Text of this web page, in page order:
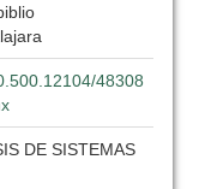
48308
DE SISTEMAS